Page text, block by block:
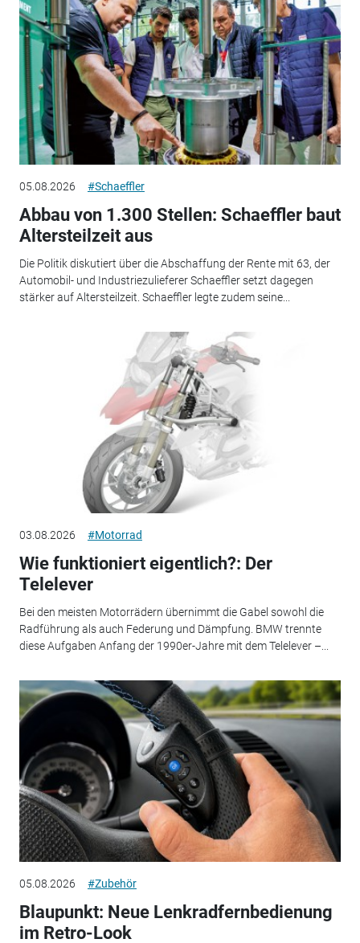
05.08.2026 #Schaeffler
Abbau von 1.300 Stellen: Schaeffler baut
Altersteilzeit aus
Die Politik diskutiert über die Abschaffung der Rente mit 63, der
Automobil- und Industriezulieferer Schaeffler setzt dagegen
stärker auf Altersteilzeit. Schaeffler legte zudem seine...
03.08.2026 #Motorrad
Wie funktioniert eigentlich?: Der
Telelever
Bei den meisten Motorrädern übernimmt die Gabel sowohl die
Radführung als auch Federung und Dämpfung. BMW trennte
diese Aufgaben Anfang der 1990er-Jahre mit dem Telelever –...
05.08.2026 #Zubehör
Blaupunkt: Neue Lenkradfernbedienung
im Retro-Look